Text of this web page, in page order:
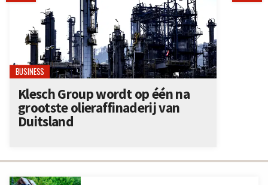
BUSINESS
Klesch Group wordt op één na
grootste olieraffinaderij van
Duitsland